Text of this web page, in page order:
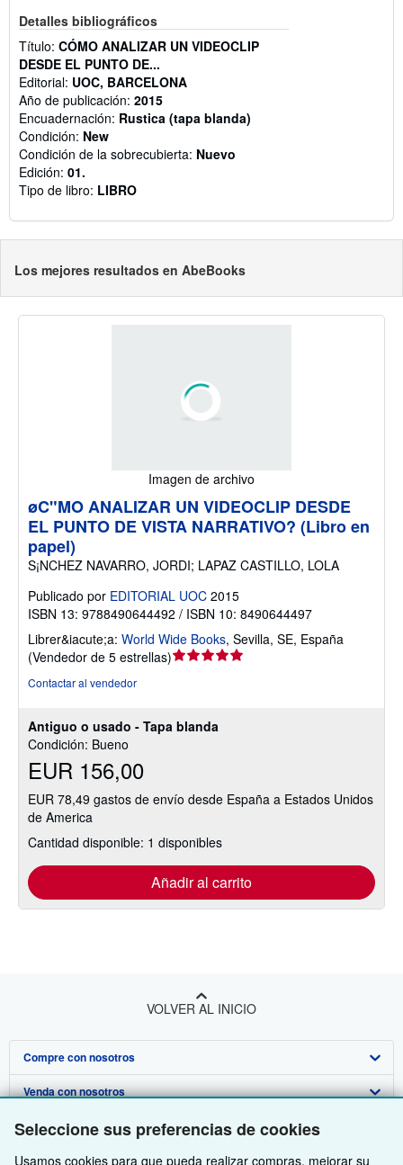
Seleccione sus preferencias de cookies
Usamos cookies para que pueda realizar compras, mejorar su
Detalles bibliográficos
Título: CÓMO ANALIZAR UN VIDEOCLIP
DESDE EL PUNTO DE...
Editorial: UOC, BARCELONA
Año de publicación: 2015
Encuadernación: Rustica (tapa blanda)
Condición: New
Condición de la sobrecubierta: Nuevo
Edición: 01.
Tipo de libro: LIBRO
Los mejores resultados en AbeBooks
Imagen de archivo
Antiguo o usado - Tapa blanda
Condición: Bueno
EUR 156,00
EUR 78,49 gastos de envío desde España a Estados Unidos
de America
Cantidad disponible: 1 disponibles
Añadir al carrito
øC"MO ANALIZAR UN VIDEOCLIP DESDE
EL PUNTO DE VISTA NARRATIVO? (Libro en
papel)
S¡NCHEZ NAVARRO, JORDI; LAPAZ CASTILLO, LOLA
Publicado por EDITORIAL UOC 2015
ISBN 13: 9788490644492 / ISBN 10: 8490644497
Librer&iacute;a: World Wide Books, Sevilla, SE, España
(Vendedor de 5 estrellas)Calificación
de
Contactar al vendedor
VOLVER AL INICIO
Compre con nosotros
Búsqueda avanzada
Colecciones
Mi cuenta
Venda con nosotros
Comenzar a vender
Únase a nuestro programa de afiliados
Sobre nosotros
Sobre IberLibro
Obtener Ayuda